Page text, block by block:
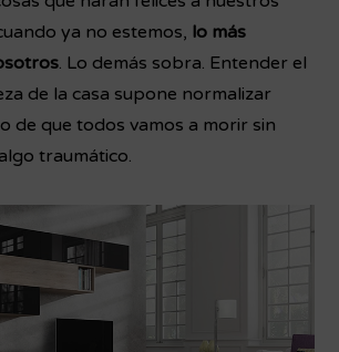
ya no estemos, lo más
. Lo demás sobra. Entender el
de la casa supone normalizar
de que todos vamos a morir sin
traumático.